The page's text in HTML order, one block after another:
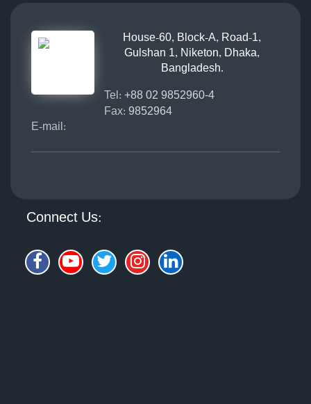
House-60, Block-A, Road-1,
Gulshan 1, Niketon, Dhaka,
Bangladesh.
Tel: +88 02 9852960-4
Fax: 9852964
E-mail:
Connect Us: